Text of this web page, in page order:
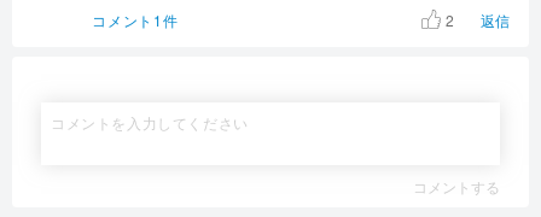
コメント1件
2 返信
コメントする